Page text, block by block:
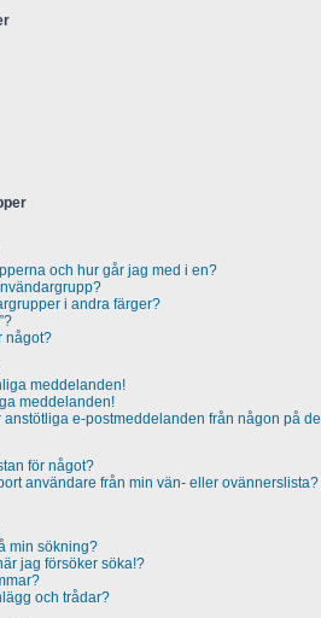
och hur går jag med i en?
i andra färger?
något?
meddelanden!
meddelanden!
e-postmeddelanden från någon på
för något?
användare från min vän- eller ovännerslista?
min sökning?
jag försöker söka!?
och trådar?